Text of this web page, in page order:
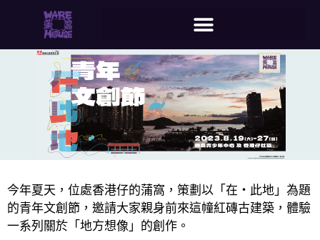
今年夏天，位處香港仔的蒲窩，策劃以「在‧此地」為題
的青年文創節，邀請大家親身前來這幢紅磚古建築，體驗
一系列關於「地方想像」的創作。